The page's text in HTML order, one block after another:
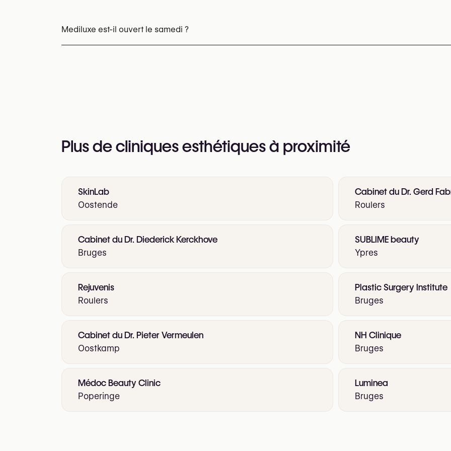
Vous pouvez également consulter leur site web pour plus d’informations
Mediluxe est-il ouvert le samedi ?
Plus de cliniques esthétiques à proximité
SkinLab
Oostende
Cabinet du Dr. Gerd
Roulers
Cabinet du Dr. Diederick Kerckhove
Bruges
SUBLIME beauty
Ypres
Rejuvenis
Roulers
Plastic Surgery Institute
Bruges
Cabinet du Dr. Pieter Vermeulen
Oostkamp
NH Clinique
Bruges
Médoc Beauty Clinic
Poperinge
Luminea
Bruges